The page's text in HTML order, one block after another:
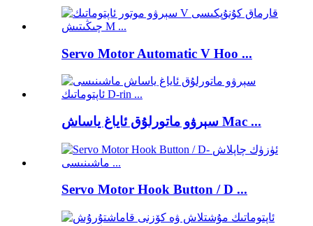
Servo Motor Automatic V Hoo ...
سېرۋو ماتورلۇق ئاياغ ياساش Mac ...
Servo Motor Hook Button / D ...